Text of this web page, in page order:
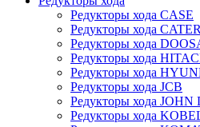
Редукторы хода CASE
Редукторы хода
Редукторы хода
Редукторы хода
Редукторы хода
Редукторы хода JCB
Редукторы хода JOHN
Редукторы хода